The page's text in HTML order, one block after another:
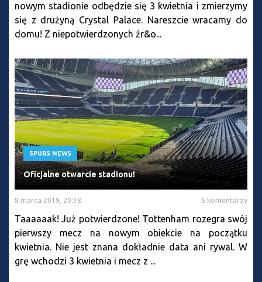
nowym stadionie odbędzie się 3 kwietnia i zmierzymy
się z drużyną Crystal Palace. Nareszcie wracamy do
domu! Z niepotwierdzonych źr&o...
SPURS NEWS
Oficjalne otwarcie stadionu!
8 marca 2019, 20:38 6 komentarzy
Taaaaaak! Już potwierdzone! Tottenham rozegra swój
pierwszy mecz na nowym obiekcie na początku
kwietnia. Nie jest znana dokładnie data ani rywal. W
grę wchodzi 3 kwietnia i mecz z ...